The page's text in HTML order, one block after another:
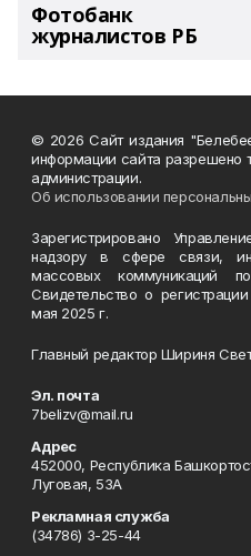
Фотобанк
журналистов РБ
© 2026 Сайт издания
информации сайта разрешено
администрации.
Об использовании
Зарегистрировано
надзору в сфере связи,
массовых коммуникаций
Свидетельство о
мая 2025 г.
Главный редактор Шириня
Эл. почта
7belizv@mail.ru
Адрес
452000, Республика
Луговая, 53А
Рекламная служба
(34786) 3-25-44